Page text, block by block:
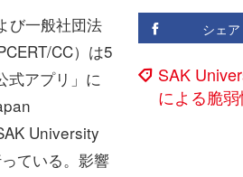
シェア
SAK
による脆
び一般社団法
CC）は5
式アプリ」に
University
ている。影響